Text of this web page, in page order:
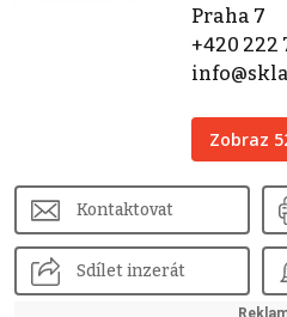
Praha 7
+420 222
Zobraz
Kontaktovat
Sdílet inzerát